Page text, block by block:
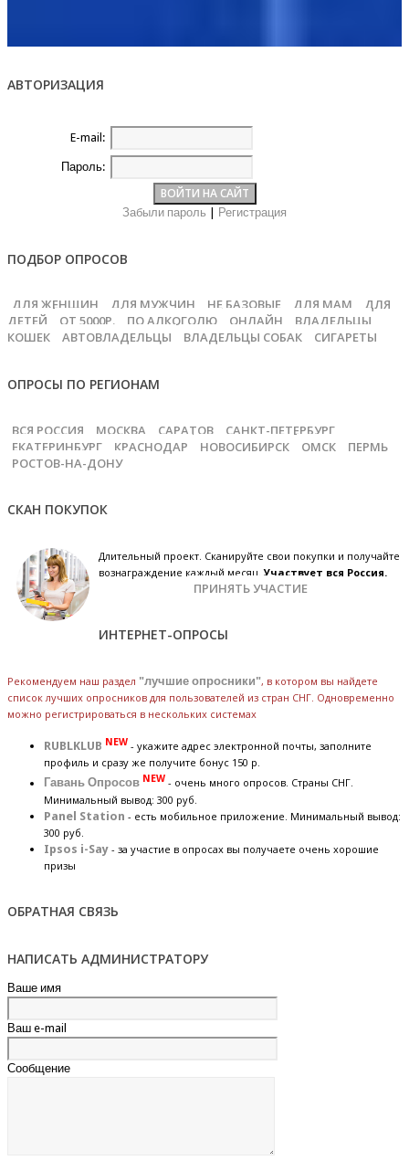
АВТОРИЗАЦИЯ
E-mail:
Пароль:
Забыли пароль Регистрация
ПОДБОР ОПРОСОВ
ДЛЯ ЖЕНЩИН ДЛЯ МУЖЧИН НЕ БАЗОВЫЕ ДЛЯ МАМ
ДЛЯ
ДЕТЕЙ
ОТ 5000Р. ПО АЛКОГОЛЮ ОНЛАЙН
ВЛАДЕЛЬЦЫ
КОШЕК
АВТОВЛАДЕЛЬЦЫ ВЛАДЕЛЬЦЫ СОБАК СИГАРЕТЫ
ОПРОСЫ ПО РЕГИОНАМ
ВСЯ РОССИЯ МОСКВА САРАТОВ
САНКТ-ПЕТЕРБУРГ
ЕКАТЕРИНБУРГ
КРАСНОДАР НОВОСИБИРСК ОМСК
ПЕРМЬ
РОСТОВ-НА-ДОНУ
СКАН ПОКУПОК
Длительный проект. Сканируйте свои покупки и получайте
вознаграждение каждый месяц.Участвует вся Россия.
ПРИНЯТЬ УЧАСТИЕ
ИНТЕРНЕТ-ОПРОСЫ
Рекомендуем наш раздел "лучшие опросники", в котором вы найдете
список лучших опросников для пользователей из стран СНГ. Одновременно
можно регистрироваться в нескольких системах
RUBLKLUB NEW - укажите адрес электронной почты, заполните
профиль и сразу же получите бонус 150 р.
Гавань Опросов NEW - очень много опросов. Страны СНГ.
Минимальный вывод: 300 руб.
Panel Station - есть мобильное приложение. Минимальный вывод:
300 руб.
Ipsos i-Say - за участие в опросах вы получаете очень хорошие
призы
ОБРАТНАЯ СВЯЗЬ
НАПИСАТЬ АДМИНИСТРАТОРУ
Ваше имя
Ваш e-mail
Сообщение